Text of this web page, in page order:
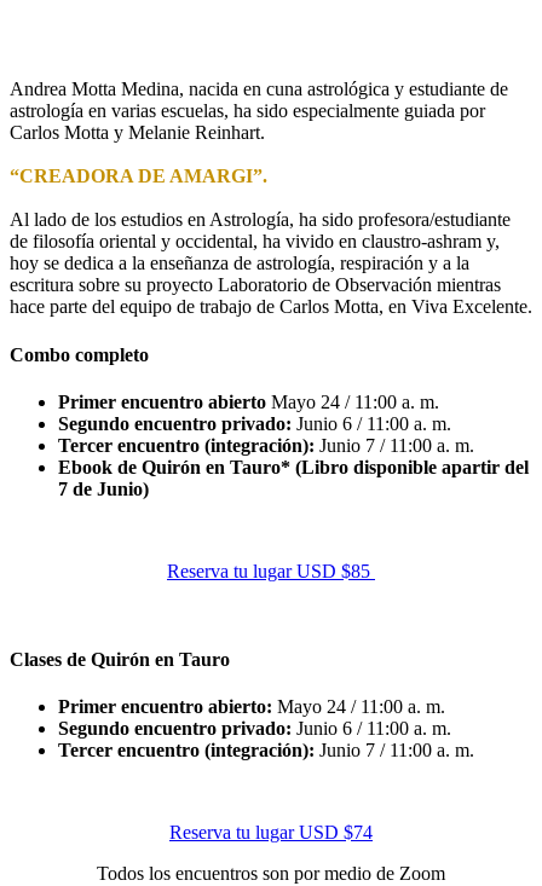
Andrea Motta Medina, nacida en cuna astrológica y estudiante de
astrología en varias escuelas, ha sido especialmente guiada por
Carlos Motta y Melanie Reinhart.
“CREADORA DE AMARGI”.
Al lado de los estudios en Astrología, ha sido profesora/estudiante
de filosofía oriental y occidental, ha vivido en claustro-ashram y,
hoy se dedica a la enseñanza de astrología, respiración y a la
escritura sobre su proyecto Laboratorio de Observación mientras
hace parte del equipo de trabajo de Carlos Motta, en Viva Excelente.
Combo completo
Primer encuentro abierto Mayo 24 / 11:00 a. m.
Segundo encuentro privado: Junio 6 / 11:00 a. m.
Tercer encuentro (integración): Junio 7 / 11:00 a. m.
Ebook de Quirón en Tauro* (Libro disponible apartir del
7 de Junio)
Reserva tu lugar USD $85
Clases de Quirón en Tauro
Primer encuentro abierto: Mayo 24 / 11:00 a. m.
Segundo encuentro privado: Junio 6 / 11:00 a. m.
Tercer encuentro (integración): Junio 7 / 11:00 a. m.
Reserva tu lugar USD $74
Todos los encuentros son por medio de Zoom